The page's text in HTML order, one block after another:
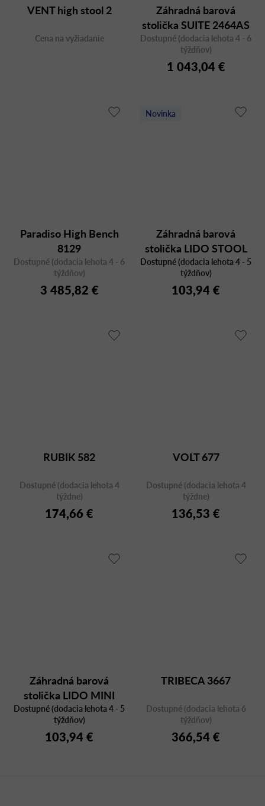
VENT high stool 2
Cena na vyžiadanie
Záhradná barová
stolička SUITE 2464AS
Dostupné (dodacia lehota 4 - 6
týždňov)
1 043,04 €
Paradiso High Bench
8129
Dostupné (dodacia lehota 4 - 6
týždňov)
3 485,82 €
Novinka
Záhradná barová
stolička LIDO STOOL
Dostupné (dodacia lehota 4 - 5
týždňov)
103,94 €
RUBIK 582
Dostupné (dodacia lehota 4
týždne)
174,66 €
VOLT 677
Dostupné (dodacia lehota 4
týždne)
136,53 €
Záhradná barová
stolička LIDO MINI
STOOL
Dostupné (dodacia lehota 4 - 5
týždňov)
103,94 €
TRIBECA 3667
Dostupné (dodacia lehota 6
týždňov)
366,54 €